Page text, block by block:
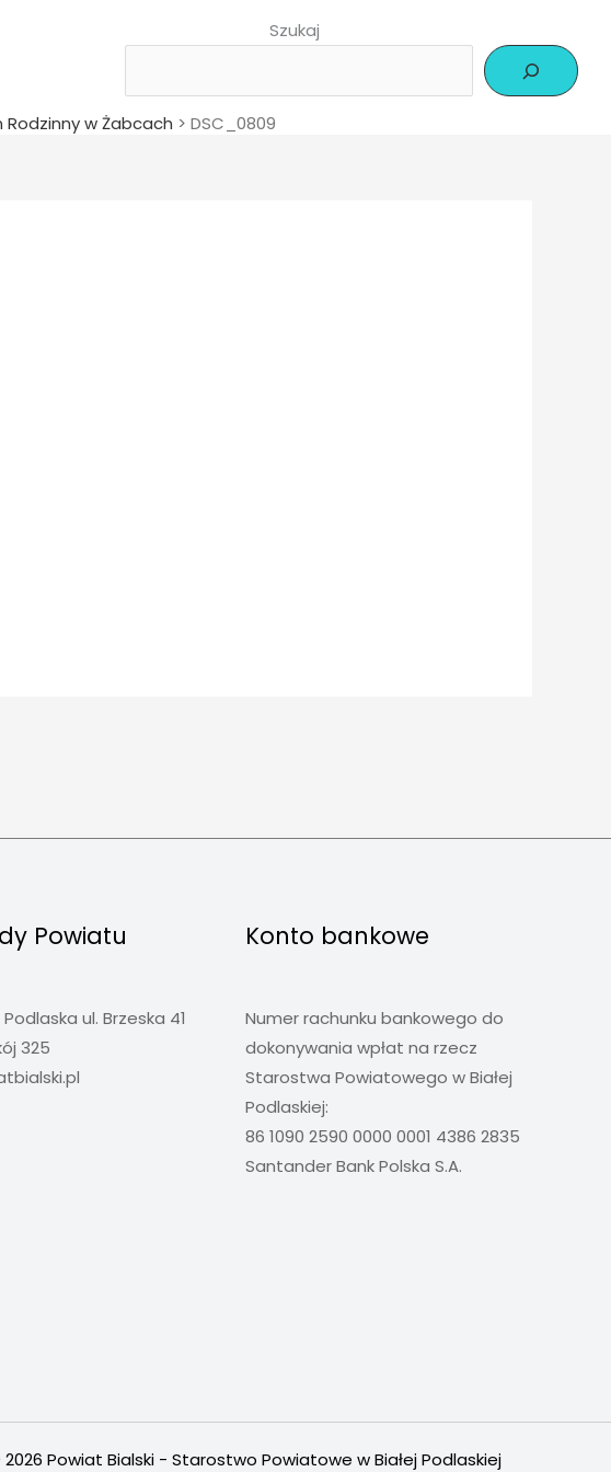
Szukaj
Rodzinny w Żabcach > DSC_0809
Powiatu
ul. Brzeska 41
325
Konto bankowe
Numer rachunku bankowego do
dokonywania wpłat na rzecz
Starostwa Powiatowego w Białej
Podlaskiej:
86 1090 2590 0000 0001 4386 2835
Santander Bank Polska S.A.
Powiat Bialski - Starostwo Powiatowe w Białej Podlaskiej